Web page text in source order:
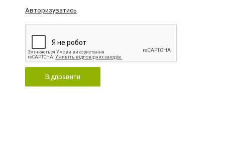
Авторизуватись
Відправити